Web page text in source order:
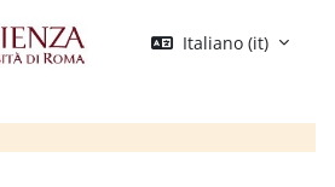
Italiano ‎(it)‎